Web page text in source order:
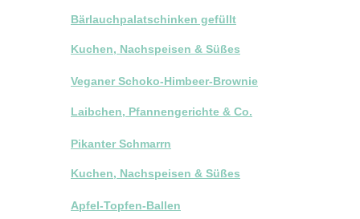
Bärlauchpalatschinken gefüllt
Kuchen, Nachspeisen & Süßes
Veganer Schoko-Himbeer-Brownie
Laibchen, Pfannengerichte & Co.
Pikanter Schmarrn
Kuchen, Nachspeisen & Süßes
Apfel-Topfen-Ballen